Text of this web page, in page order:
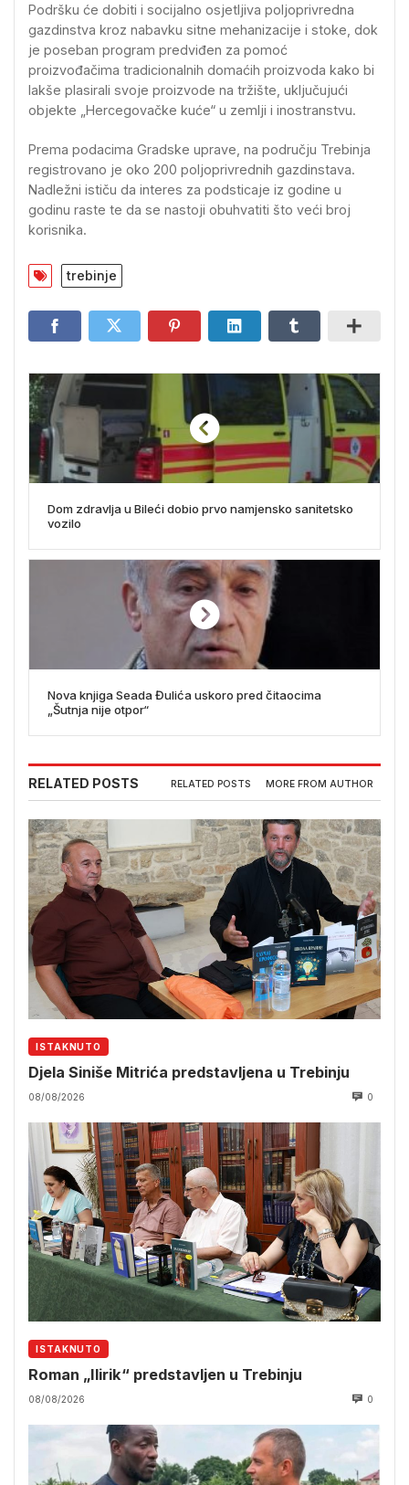
Podršku će dobiti i socijalno osjetljiva poljoprivredna
gazdinstva kroz nabavku sitne mehanizacije i stoke, dok
je poseban program predviđen za pomoć
proizvođačima tradicionalnih domaćih proizvoda kako bi
lakše plasirali svoje proizvode na tržište, uključujući
objekte „Hercegovačke kuće“ u zemlji i inostranstvu.
Prema podacima Gradske uprave, na području Trebinja
registrovano je oko 200 poljoprivrednih gazdinstava.
Nadležni ističu da interes za podsticaje iz godine u
godinu raste te da se nastoji obuhvatiti što veći broj
korisnika.
trebinje
Dom zdravlja u Bileći dobio prvo namjensko sanitetsko
vozilo
Nova knjiga Seada Đulića uskoro pred čitaocima
„Šutnja nije otpor“
RELATED POSTS RELATED POSTS MORE FROM AUTHOR
ISTAKNUTO
Djela Siniše Mitrića predstavljena u Trebinju
08/08/2026 0
ISTAKNUTO
Roman „Ilirik“ predstavljen u Trebinju
08/08/2026 0